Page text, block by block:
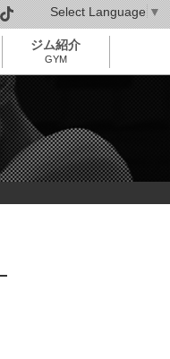
t
o
l
i
ジム紹介
GYM
Select Language▼